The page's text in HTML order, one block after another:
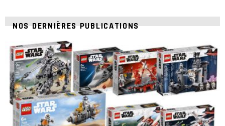
NOS DERNIÈRES PUBLICATIONS